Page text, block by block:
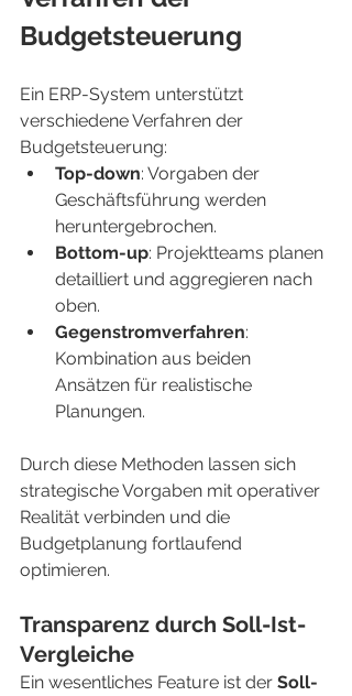
Budgetsteuerung
Ein ERP-System unterstützt
verschiedene Verfahren der
Budgetsteuerung:
Top-down: Vorgaben der
Geschäftsführung werden
heruntergebrochen.
Bottom-up: Projektteams planen
detailliert und aggregieren nach
oben.
Gegenstromverfahren:
Kombination aus beiden
Ansätzen für realistische
Planungen.
Durch diese Methoden lassen sich
strategische Vorgaben mit operativer
Realität verbinden und die
Budgetplanung fortlaufend
optimieren.
Transparenz durch Soll-Ist-
Vergleiche
Ein wesentliches Feature ist der Soll-